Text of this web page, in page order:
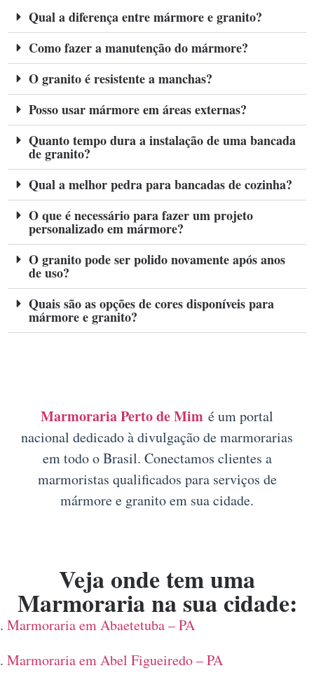
Qual a diferença entre mármore e granito?
Como fazer a manutenção do mármore?
O granito é resistente a manchas?
Posso usar mármore em áreas externas?
Quanto tempo dura a instalação de uma bancada
de granito?
Qual a melhor pedra para bancadas de cozinha?
O que é necessário para fazer um projeto
personalizado em mármore?
O granito pode ser polido novamente após anos
de uso?
Quais são as opções de cores disponíveis para
mármore e granito?
Marmoraria Perto de Mim é um portal
nacional dedicado à divulgação de marmorarias
em todo o Brasil. Conectamos clientes a
marmoristas qualificados para serviços de
mármore e granito em sua cidade.
Veja onde tem uma
Marmoraria na sua cidade:
Marmoraria em Abaetetuba – PA
Marmoraria em Abel Figueiredo – PA